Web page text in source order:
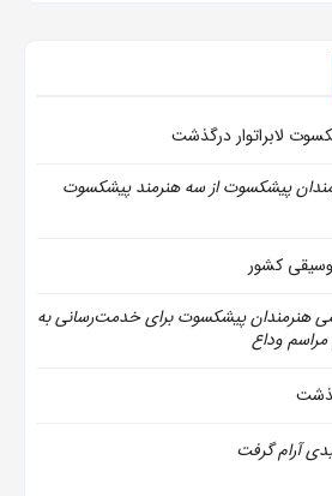
لابراتوار درگذشت
پیشکسوت از سه هنرمند پیشکسوت
کشور
هنرمندان پیشکسوت برای خدمت‌رسانی به
وداع
آرام گرفت